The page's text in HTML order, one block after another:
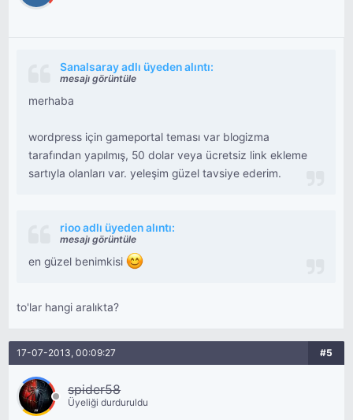
Sanalsaray adlı üyeden alıntı:
mesajı görüntüle
merhaba
wordpress için gameportal teması var blogizma
tarafından yapılmış, 50 dolar veya ücretsiz link ekleme
sartıyla olanları var. yeleşim güzel tavsiye ederim.
rioo adlı üyeden alıntı:
mesajı görüntüle
en güzel benimkisi
to'lar hangi aralıkta?
17-07-2013, 00:09:27 #5
spider58
Üyeliği durduruldu